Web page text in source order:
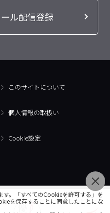
ル配信登録
このサイトについて
個人情報の取扱い
Cookie設定
。「すべてのCookieを許可する」を
を保存することに同意したことにな